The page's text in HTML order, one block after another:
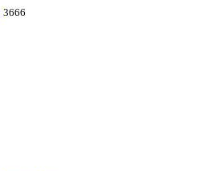
3666